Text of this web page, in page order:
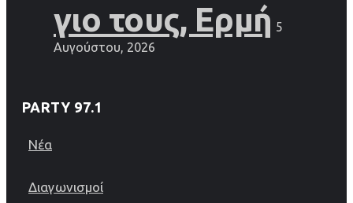
γιο τους, Ερμή 5
Αυγούστου, 2026
PARTY 97.1
Νέα
Διαγωνισμοί